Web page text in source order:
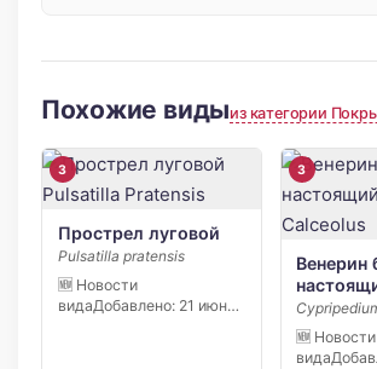
Похожие видыиз категории
3
Прострел луговой
Pulsatilla pratensis
🆕 Новости
видаДобавлено: 21 июня
3
Венерин
🆕 Новости